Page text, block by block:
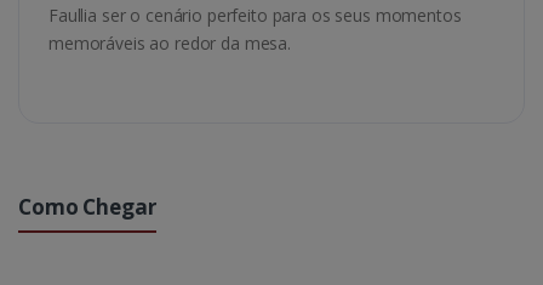
Faullia ser o cenário perfeito para os seus momentos
memoráveis ao redor da mesa.
Como Chegar